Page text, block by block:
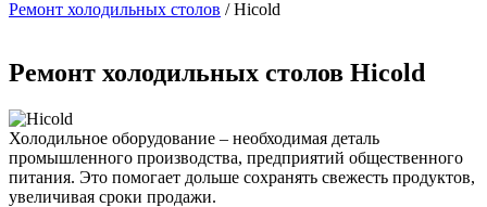
Ремонт холодильных столов / Hicold
Ремонт холодильных столов Hicold
Холодильное оборудование – необходимая деталь
промышленного производства, предприятий общественного
питания. Это помогает дольше сохранять свежесть продуктов,
увеличивая сроки продажи.